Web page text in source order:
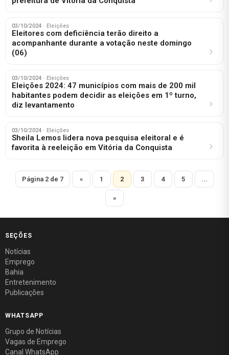
03/10/2024 · Eleições
Eleitores com deficiência terão direito a
acompanhante durante a votação neste domingo
(06)
03/10/2024 · Eleições
Eleições 2024: 47 municípios com mais de 200 mil
habitantes podem decidir as eleições em 1º turno,
diz levantamento
03/10/2024 · Eleições
Sheila Lemos lidera nova pesquisa eleitoral e é
favorita à reeleição em Vitória da Conquista
Página 2 de 7 « 1 2 3 4 5 ...
»
SEÇÕES
Notícias
Emprego
Bahia
Entretenimento
Publicações
WHATSAPP
Grupo de Notícias
Vagas de Emprego
Canal WhatsApp